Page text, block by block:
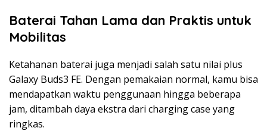
Baterai Tahan Lama dan Praktis untuk
Mobilitas
Ketahanan baterai juga menjadi salah satu nilai plus
Galaxy Buds3 FE. Dengan pemakaian normal, kamu bisa
mendapatkan waktu penggunaan hingga beberapa
jam, ditambah daya ekstra dari charging case yang
ringkas.